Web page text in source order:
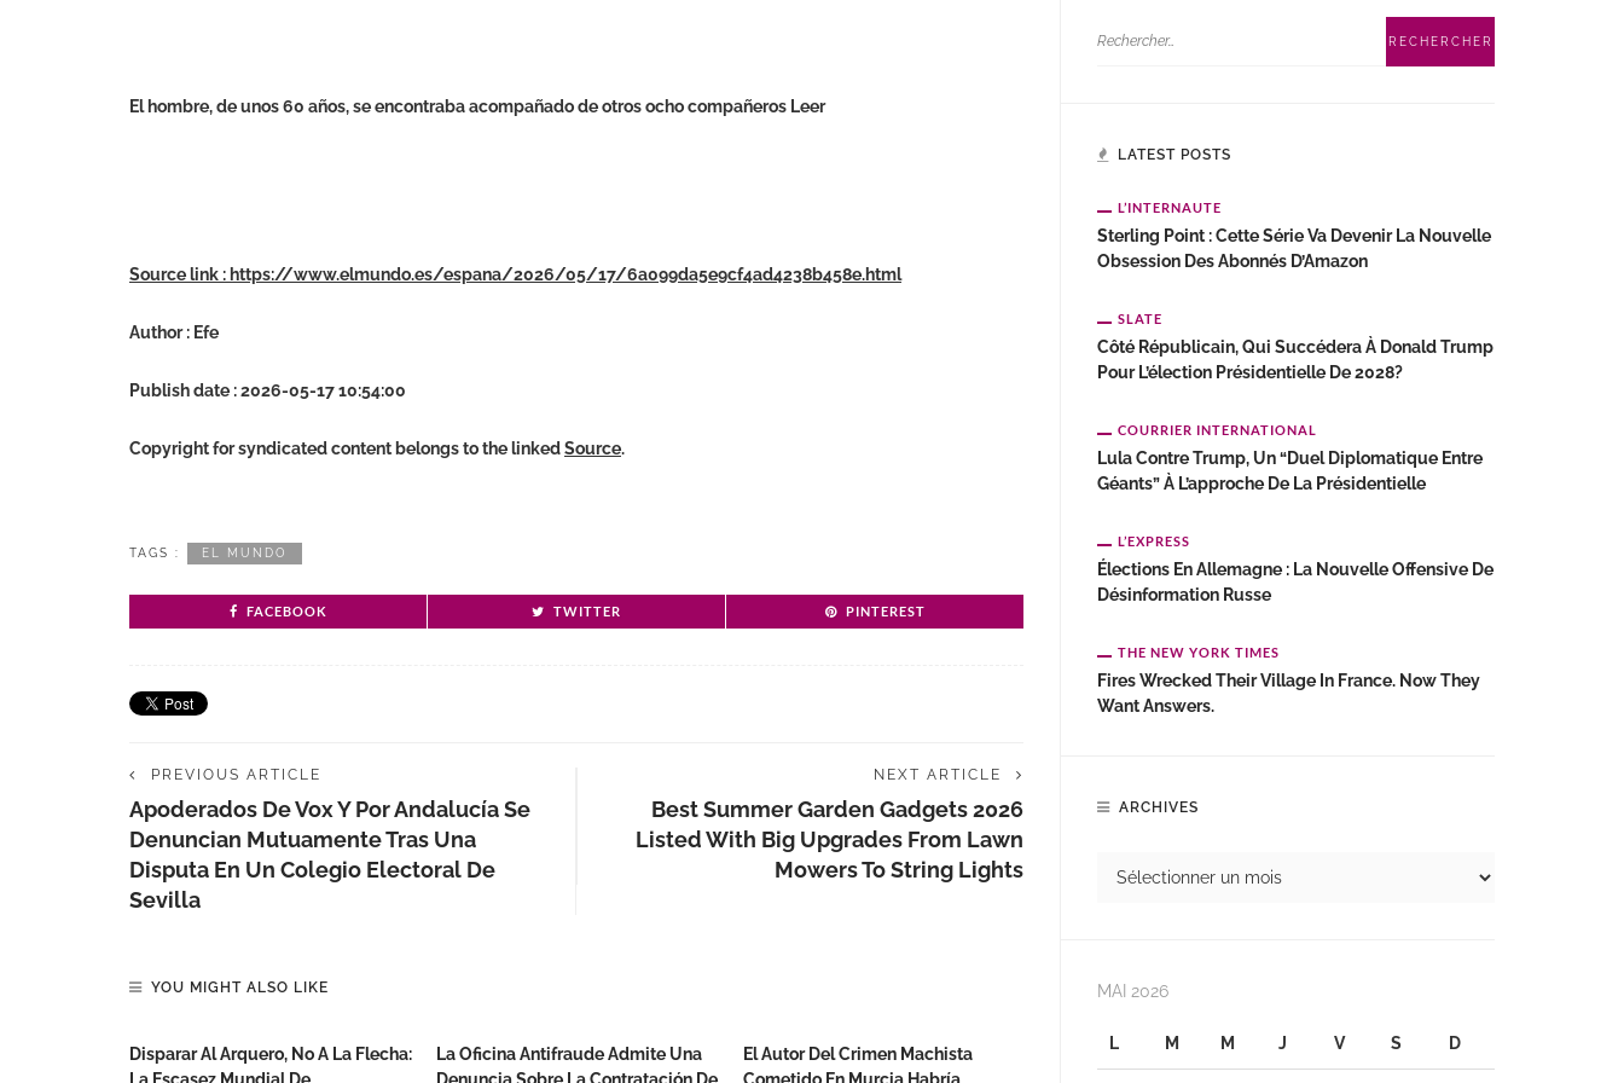
El hombre, de unos 60 años, se encontraba acompañado de otros ocho compañeros Leer
Source link : https://www.elmundo.es/espana/2026/05/17/6a099da5e9cf4ad4238b458e.html
Author : Efe
Publish date : 2026-05-17 10:54:00
Copyright for syndicated content belongs to the linkedSource.
TAGS : EL MUNDO
FACEBOOK TWITTER PINTEREST
PREVIOUS ARTICLE
Apoderados De Vox Y Por Andalucía Se
Denuncian Mutuamente Tras Una
Disputa En Un Colegio Electoral De
Sevilla
NEXT ARTICLE
Best Summer Garden Gadgets 2026
Listed With Big Upgrades From Lawn
Mowers To String Lights
YOU MIGHT ALSO LIKE
Disparar Al Arquero, No A La Flecha:
La Oficina Antifraude Admite Una
El Autor Del Crimen Machista
LATEST POSTS
L’INTERNAUTE
Sterling Point : Cette Série Va Devenir La Nouvelle
Obsession Des Abonnés D’Amazon
SLATE
Côté Républicain, Qui Succédera À Donald Trump
Pour L’élection Présidentielle De 2028?
COURRIER INTERNATIONAL
Lula Contre Trump, Un “duel Diplomatique Entre
Géants” À L’approche De La Présidentielle
L’EXPRESS
Élections En Allemagne : La Nouvelle Offensive De
Désinformation Russe
THE NEW YORK TIMES
Fires Wrecked Their Village In France. Now They
Want Answers.
ARCHIVES
MAI 2026
L M M J V S D